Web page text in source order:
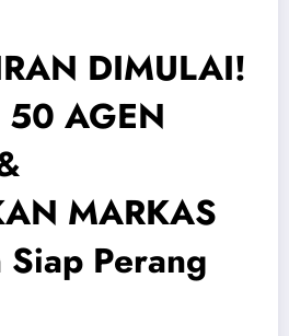
DIMULAI!
AGEN
MARKAS
Perang